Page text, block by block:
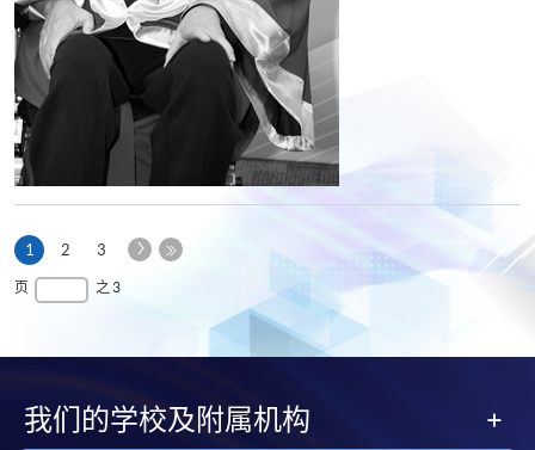
1 本
页
2 3
下
页 之 3
我们的学校及附属机构